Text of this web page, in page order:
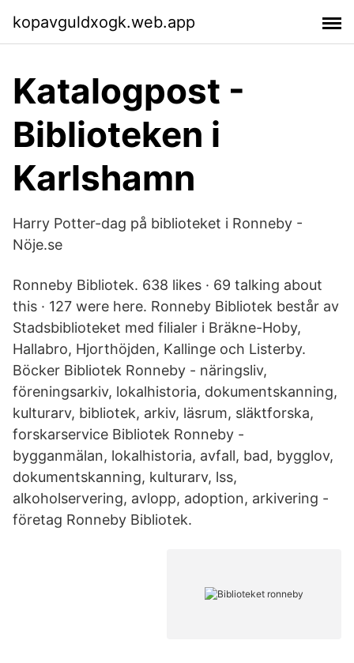
kopavguldxogk.web.app
Katalogpost -
Biblioteken i
Karlshamn
Harry Potter-dag på biblioteket i Ronneby -
Nöje.se
Ronneby Bibliotek. 638 likes · 69 talking about
this · 127 were here. Ronneby Bibliotek består av
Stadsbiblioteket med filialer i Bräkne-Hoby,
Hallabro, Hjorthöjden, Kallinge och Listerby.
Böcker Bibliotek Ronneby - näringsliv,
föreningsarkiv, lokalhistoria, dokumentskanning,
kulturarv, bibliotek, arkiv, läsrum, släktforska,
forskarservice Bibliotek Ronneby -
bygganmälan, lokalhistoria, avfall, bad, bygglov,
dokumentskanning, kulturarv, lss,
alkoholservering, avlopp, adoption, arkivering -
företag Ronneby Bibliotek.